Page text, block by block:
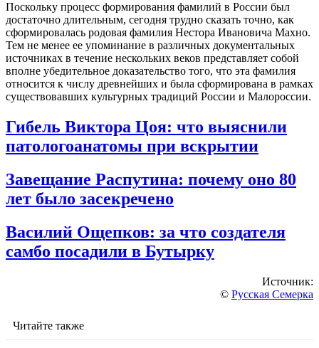
Поскольку процесс формирования фамилий в России был
достаточно длительным, сегодня трудно сказать точно, как
сформировалась родовая фамилия Нестора Ивановича Махно.
Тем не менее ее упоминание в различных документальных
источниках в течение нескольких веков представляет собой
вполне убедительное доказательство того, что эта фамилия
относится к числу древнейших и была сформирована в рамках
существовавших культурных традиций России и Малороссии.
Гибель Виктора Цоя: что выяснили
патологоанатомы при вскрытии
Завещание Распутина: почему оно 80
лет было засекречено
Василий Ощепков: за что создателя
самбо посадили в Бутырку
Источник:
© Русская Семерка
Читайте также